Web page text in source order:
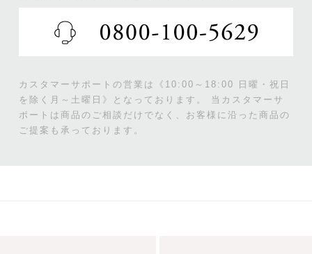
カスタマーサポートの営業は《10:00～18:00 日曜・祝日
を除く月～土曜日》となっております。
当カスタマーサ
ポートは商品のご相談だけでなく、お客様に沿った商品の
ご提案も承っております。